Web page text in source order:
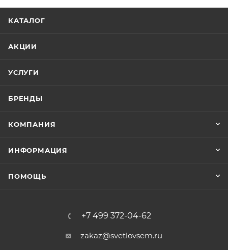
КАТАЛОГ
АКЦИИ
УСЛУГИ
БРЕНДЫ
КОМПАНИЯ
ИНФОРМАЦИЯ
ПОМОЩЬ
+7 499 372-04-62
zakaz@svetlovsem.ru